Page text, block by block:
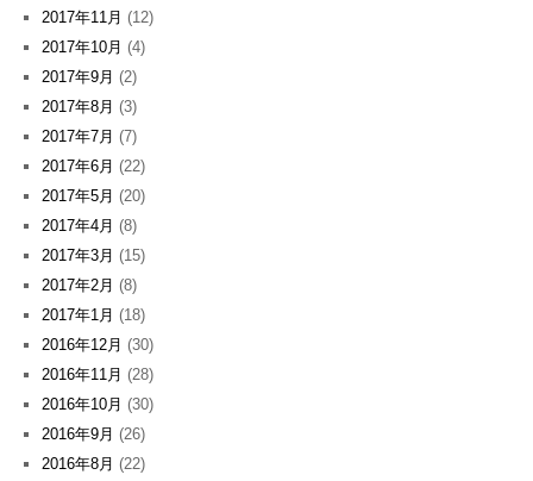
2017年11月 (12)
2017年10月 (4)
2017年9月 (2)
2017年8月 (3)
2017年7月 (7)
2017年6月 (22)
2017年5月 (20)
2017年4月 (8)
2017年3月 (15)
2017年2月 (8)
2017年1月 (18)
2016年12月 (30)
2016年11月 (28)
2016年10月 (30)
2016年9月 (26)
2016年8月 (22)